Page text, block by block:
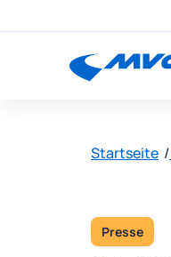
Startseite
Presse